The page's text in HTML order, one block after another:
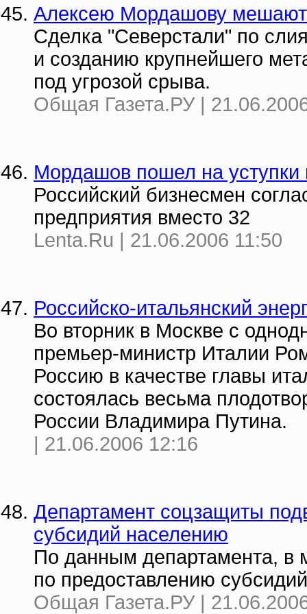
Алексею Мордашову мешают
Сделка "Северстали" по
и созданию крупнейшего
под угрозой срыва.
Общая Газета.РУ |
Мордашов пошел на уступки
Российский бизнесмен
предприятия вместо 32
Lenta.Ru | 21.06.2006 11:50
Российско-итальянский
Во вторник в Москве с
премьер-министр Италии
Россию в качестве главы
состоялась весьма
России Владимира Путина.
| 21.06.2006 12:16
Департамент соцзащиты
субсидий населению
По данным департамента, в
по предоставлению
Общая Газета.РУ |